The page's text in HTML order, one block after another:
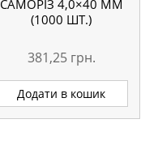
САМОРІЗ 4,0×40 ММ
(1000 ШТ.)
381,25 грн.
Додати в кошик